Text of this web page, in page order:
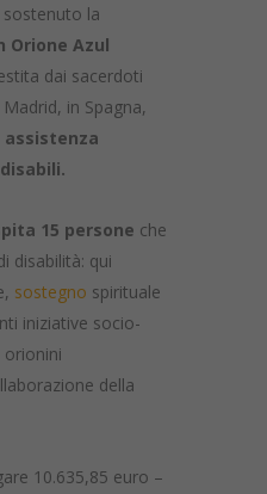
la
Orione Azul
dai sacerdoti
in Spagna,
15 persone che
disabilità: qui
sostegno spirituale
iniziative socio-
orionini
della
10.635,85 euro –